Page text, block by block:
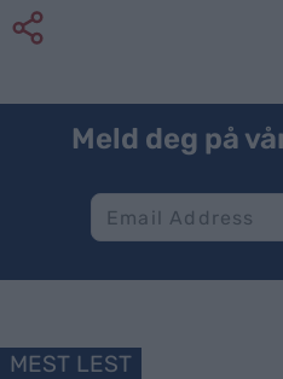
Meld deg på
MEST LEST